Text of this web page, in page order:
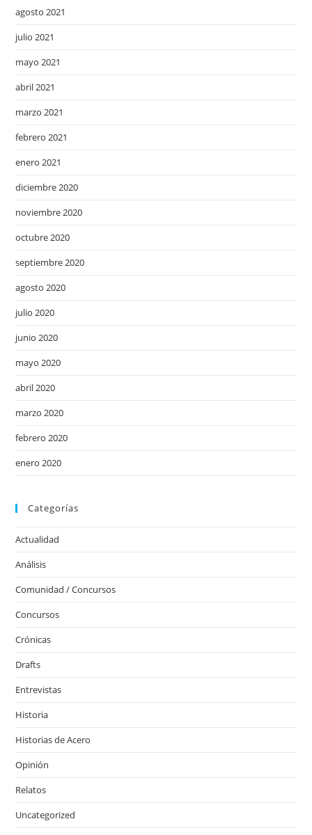
agosto 2021
julio 2021
mayo 2021
abril 2021
marzo 2021
febrero 2021
enero 2021
diciembre 2020
noviembre 2020
octubre 2020
septiembre 2020
agosto 2020
julio 2020
junio 2020
mayo 2020
abril 2020
marzo 2020
febrero 2020
enero 2020
Categorías
Actualidad
Análisis
Comunidad / Concursos
Concursos
Crónicas
Drafts
Entrevistas
Historia
Historias de Acero
Opinión
Relatos
Uncategorized